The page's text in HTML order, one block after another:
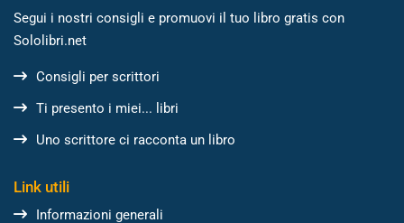
Segui i nostri consigli e promuovi il tuo libro gratis con
Sololibri.net
Consigli per scrittori
Ti presento i miei... libri
Uno scrittore ci racconta un libro
Link utili
Informazioni generali